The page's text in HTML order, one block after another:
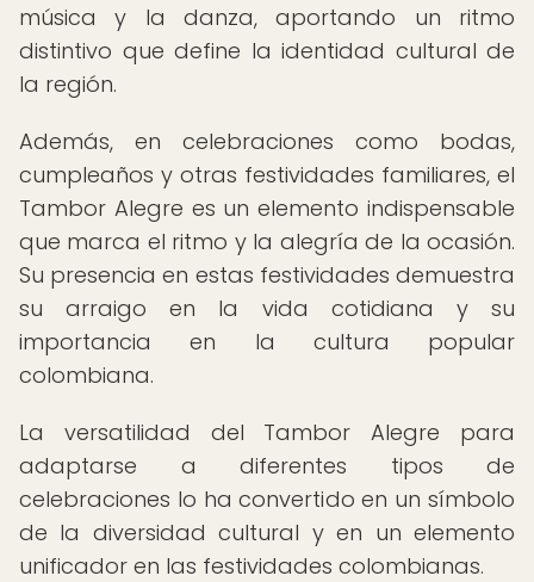
música y la danza, aportando un ritmo
distintivo que define la identidad cultural de
la región.
Además, en celebraciones como bodas,
cumpleaños y otras festividades familiares, el
Tambor Alegre es un elemento indispensable
que marca el ritmo y la alegría de la ocasión.
Su presencia en estas festividades demuestra
su arraigo en la vida cotidiana y su
importancia en la cultura popular
colombiana.
La versatilidad del Tambor Alegre para
adaptarse a diferentes tipos de
celebraciones lo ha convertido en un símbolo
de la diversidad cultural y en un elemento
unificador en las festividades colombianas.